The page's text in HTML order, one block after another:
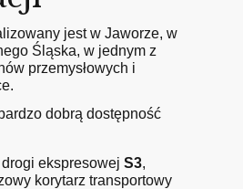
jest w Jaworze, w
Śląska, w jednym z
przemysłowych i
dobrą dostępność
ekspresowej S3,
korytarz transportowy